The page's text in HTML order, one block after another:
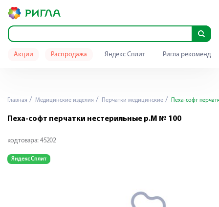
Акции Распродажа Яндекс Сплит Ригла
Главная Медицинские изделия Перчатки медицинские Пеха-софт
Пеха-софт перчатки нестерильные р.M № 100
код товара: 45202
Яндекс Сплит